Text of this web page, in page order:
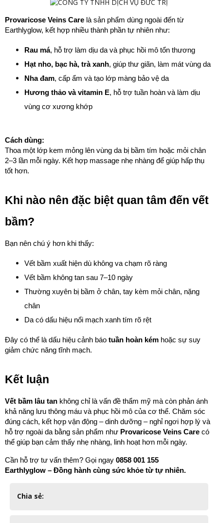
Provaricose Veins Care là sản phẩm dùng ngoài đến từ
Earthlyglow, kết hợp nhiều thành phần tự nhiên như:
Rau má, hỗ trợ làm dịu da và phục hồi mô tổn thương
Hạt nho, bạc hà, trà xanh, giúp thư giãn, làm mát vùng da
Nha đam, cấp ẩm và tạo lớp màng bảo vệ da
Hương thảo và vitamin E, hỗ trợ tuần hoàn và làm dịu
vùng cơ xương khớp
Cách dùng:
Thoa một lớp kem mỏng lên vùng da bị bầm tím hoặc mỏi chân
2–3 lần mỗi ngày. Kết hợp massage nhẹ nhàng để giúp hấp thụ
tốt hơn.
Khi nào nên đặc biệt quan tâm đến vết
bầm?
Bạn nên chú ý hơn khi thấy:
Vết bầm xuất hiện dù không va chạm rõ ràng
Vết bầm không tan sau 7–10 ngày
Thường xuyên bị bầm ở chân, tay kèm mỏi chân, nặng
chân
Da có dấu hiệu nổi mạch xanh tím rõ rệt
Đây có thể là dấu hiệu cảnh báo tuần hoàn kém hoặc sự suy
giảm chức năng tĩnh mạch.
Kết luận
Vết bầm lâu tan không chỉ là vấn đề thẩm mỹ mà còn phản ánh
khả năng lưu thông máu và phục hồi mô của cơ thể. Chăm sóc
đúng cách, kết hợp vận động – dinh dưỡng – nghỉ ngơi hợp lý và
hỗ trợ ngoài da bằng sản phẩm như Provaricose Veins Care có
thể giúp bạn cảm thấy nhẹ nhàng, linh hoạt hơn mỗi ngày.
Cần hỗ trợ tư vấn thêm? Gọi ngay 0858 001 155
Earthlyglow – Đồng hành cùng sức khỏe từ tự nhiên.
Chia sẻ: